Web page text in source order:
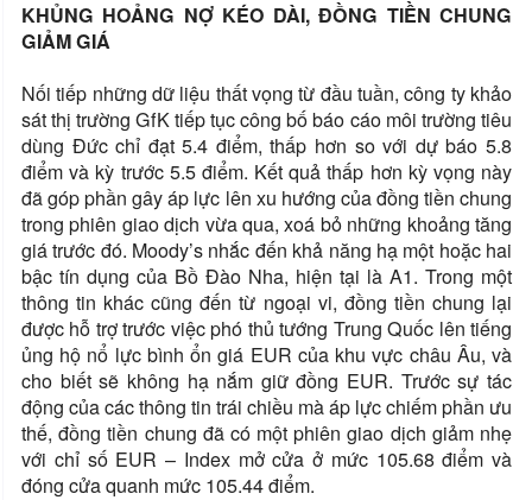
KHỦNG HOẢNG NỢ KÉO DÀI, ĐỒNG TIỀN CHUNG
GIẢM GIÁ
Nối tiếp những dữ liệu thất vọng từ đầu tuần, công ty khảo
sát thị trường GfK tiếp tục công bố báo cáo môi trường tiêu
dùng Đức chỉ đạt 5.4 điểm, thấp hơn so với dự báo 5.8
điểm và kỳ trước 5.5 điểm. Kết quả thấp hơn kỳ vọng này
đã góp phần gây áp lực lên xu hướng của đồng tiền chung
trong phiên giao dịch vừa qua, xoá bỏ những khoảng tăng
giá trước đó. Moody’s nhắc đến khả năng hạ một hoặc hai
bậc tín dụng của Bồ Đào Nha, hiện tại là A1. Trong một
thông tin khác cũng đến từ ngoại vi, đồng tiền chung lại
được hỗ trợ trước việc phó thủ tướng Trung Quốc lên tiếng
ủng hộ nổ lực bình ổn giá EUR của khu vực châu Âu, và
cho biết sẽ không hạ nắm giữ đồng EUR. Trước sự tác
động của các thông tin trái chiều mà áp lực chiếm phần ưu
thế, đồng tiền chung đã có một phiên giao dịch giảm nhẹ
với chỉ số EUR – Index mở cửa ở mức 105.68 điểm và
đóng cửa quanh mức 105.44 điểm.